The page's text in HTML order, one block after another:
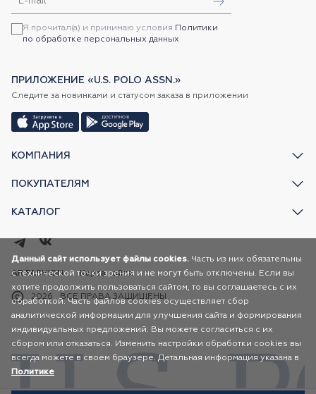
КОМПАНИЯ
ПОКУПАТЕЛЯМ
КАТАЛОГ
Я прочитал(а) и принимаю условия Политики
по обработке персональных данных
ПРИЛОЖЕНИЕ «U.S. POLO ASSN.»
Следите за новинками и статусом заказа в приложении
2026 ВСЕ ПРАВА ЗАЩИЩЕНЫ
AR FASHION Карта сайта
Данный сайт использует файлы cookies. Часть из них обязательны
с технической точки зрения и не могут быть отключены. Если вы
хотите продолжить пользоваться сайтом, то вы соглашаетесь с их
обработкой. Часть файлов cookies осуществляет сбор
аналитической информации для улучшения сайта и формирования
индивидуальных предложений. Вы можете согласиться с их
сбором или отказаться. Изменить настройки обработки cookies вы
всегда можете в своем браузере. Детальная информация указана в
Политике